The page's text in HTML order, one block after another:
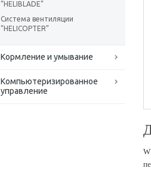
“HELIBLADE”
Система вентиляции
“HELICOPTER”
Кормление и умывание
Компьютеризированное
управление